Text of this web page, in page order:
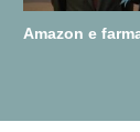
Amazon e